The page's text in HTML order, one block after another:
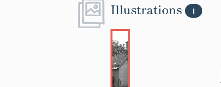
Illustrations 1